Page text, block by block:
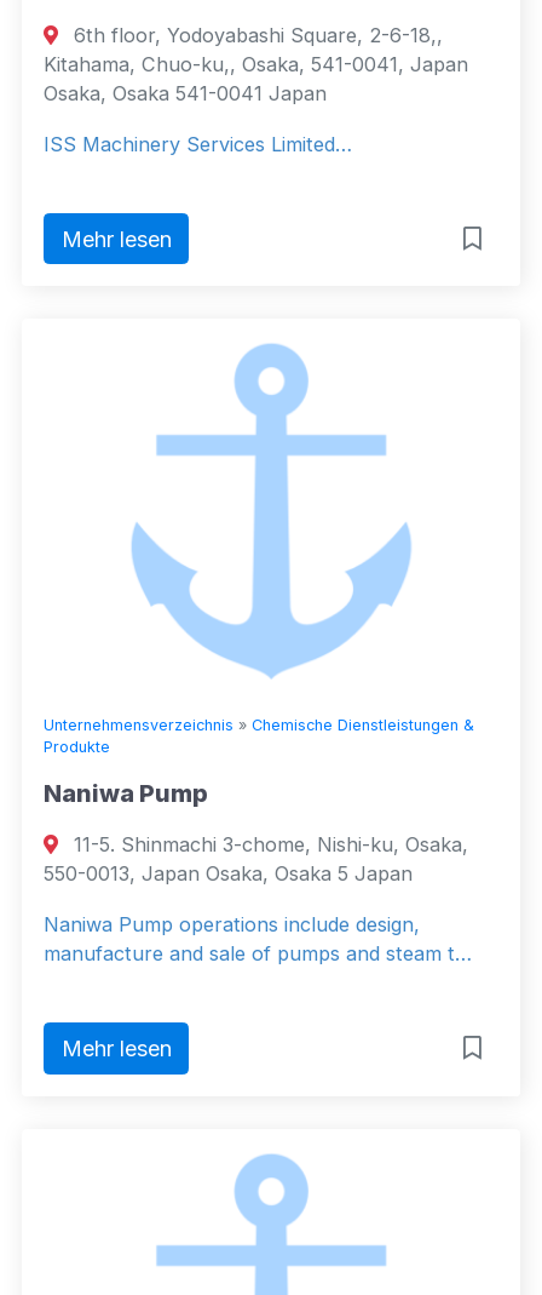
6th floor, Yodoyabashi Square, 2-6-18,,
Kitahama, Chuo-ku,, Osaka, 541-0041, Japan
Osaka, Osaka 541-0041 Japan
ISS Machinery Services Limited…
Mehr lesen
Unternehmensverzeichnis » Chemische Dienstleistungen &
Produkte
Naniwa Pump
11-5. Shinmachi 3-chome, Nishi-ku, Osaka,
550-0013, Japan Osaka, Osaka 5 Japan
Naniwa Pump operations include design,
manufacture and sale of pumps and steam t…
Mehr lesen